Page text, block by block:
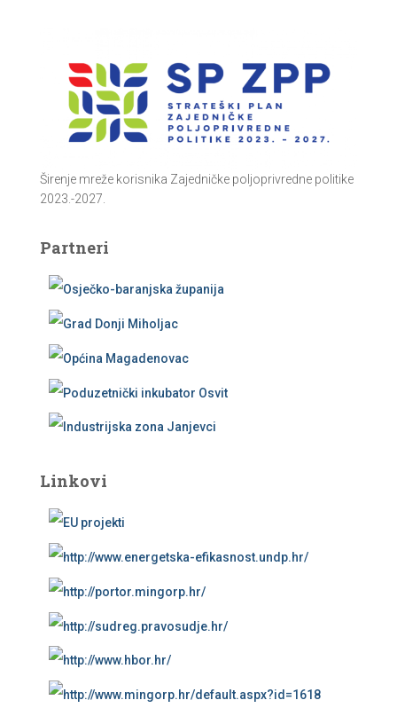
Širenje mreže korisnika Zajedničke poljoprivredne politike
2023.-2027.
Partneri
Linkovi